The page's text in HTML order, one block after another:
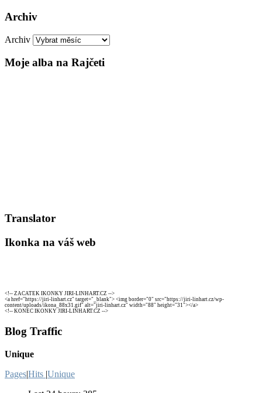
Archiv
Archiv
Moje alba na Rajčeti
Translator
Ikonka na váš web
<!-- ZACATEK IKONKY JIRI-LINHART.CZ -->
<a href="https://jiri-linhart.cz" target="_blank"> <img border="0" src="https://jiri-linhart.cz/wp-
content/uploads/ikona_88x31.gif" alt="jiri-linhart.cz" width="88" height="31"></a>
<!-- KONEC IKONKY JIRI-LINHART.CZ -->
Blog Traffic
Unique
Pages|Hits |Unique